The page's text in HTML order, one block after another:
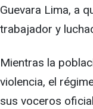
Guevara Lima, a
trabajador y
Mientras la
violencia, el
sus voceros